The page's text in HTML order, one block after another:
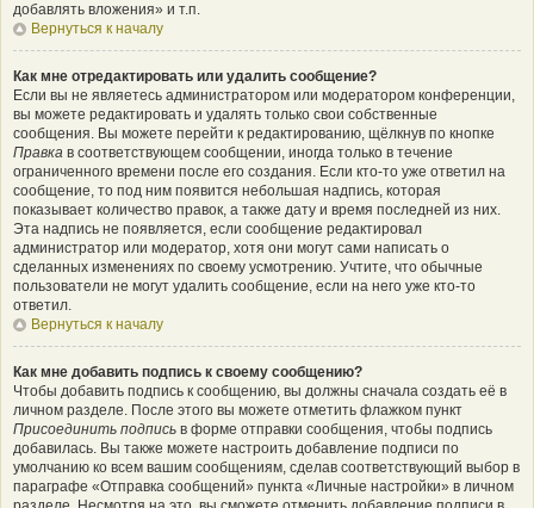
добавлять вложения» и т.п.
Вернуться к началу
Как мне отредактировать или удалить сообщение?
Если вы не являетесь администратором или модератором конференции,
вы можете редактировать и удалять только свои собственные
сообщения. Вы можете перейти к редактированию, щёлкнув по кнопке
Правка в соответствующем сообщении, иногда только в течение
ограниченного времени после его создания. Если кто-то уже ответил на
сообщение, то под ним появится небольшая надпись, которая
показывает количество правок, а также дату и время последней из них.
Эта надпись не появляется, если сообщение редактировал
администратор или модератор, хотя они могут сами написать о
сделанных изменениях по своему усмотрению. Учтите, что обычные
пользователи не могут удалить сообщение, если на него уже кто-то
ответил.
Вернуться к началу
Как мне добавить подпись к своему сообщению?
Чтобы добавить подпись к сообщению, вы должны сначала создать её в
личном разделе. После этого вы можете отметить флажком пункт
Присоединить подпись в форме отправки сообщения, чтобы подпись
добавилась. Вы также можете настроить добавление подписи по
умолчанию ко всем вашим сообщениям, сделав соответствующий выбор в
параграфе «Отправка сообщений» пункта «Личные настройки» в личном